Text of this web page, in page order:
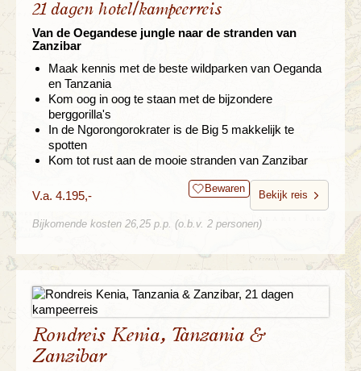
21 dagen hotel/kampeerreis
Van de Oegandese jungle naar de stranden van
Zanzibar
Maak kennis met de beste wildparken van Oeganda
en Tanzania
Kom oog in oog te staan met de bijzondere
berggorilla's
In de Ngorongorokrater is de Big 5 makkelijk te
spotten
Kom tot rust aan de mooie stranden van Zanzibar
V.a. 4.195,- Bewaren
Bekijk reis
Bijkomende kosten 26,25 p.p. (o.b.v. 2 personen)
Rondreis Kenia, Tanzania &
Zanzibar